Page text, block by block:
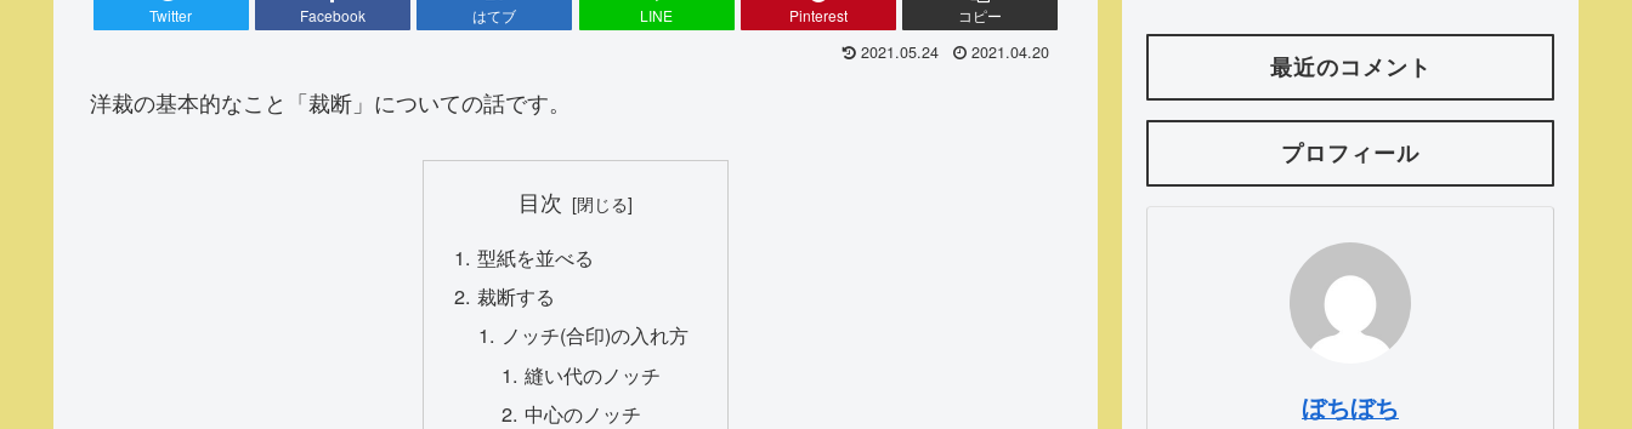
Twitter Facebook はてブ LINE Pinterest コピー
2021.05.24 2021.04.20
洋裁の基本的なこと「裁断」についての話です。
目次
型紙を並べる
裁断する
ノッチ(合印)の入れ方
縫い代のノッチ
中心のノッチ
最近のコメント
プロフィール
ぼちぼち